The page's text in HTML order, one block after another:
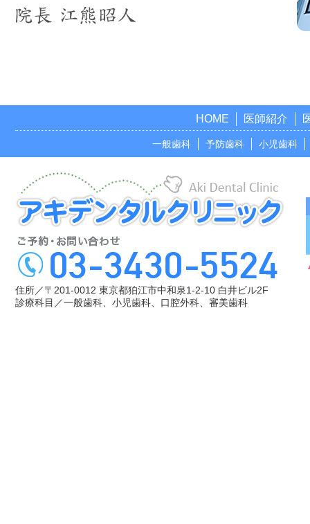
HOME 医師紹介
一般歯科 予防歯科 小児歯科
住所／〒201-0012 東京都狛江市中和泉1-2-10 白井ビル2F
診療科目／一般歯科、小児歯科、口腔外科、審美歯科